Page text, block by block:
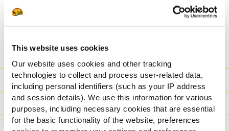
This website uses cookies
Our website uses cookies and other tracking
technologies to collect and process user-related data,
including personal identifiers (such as your IP address
and session details). We use this information for various
purposes, including necessary cookies that are essential
for the basic functionality of the website, preferences
Avantage
Nutritionnelles
Ingrédients